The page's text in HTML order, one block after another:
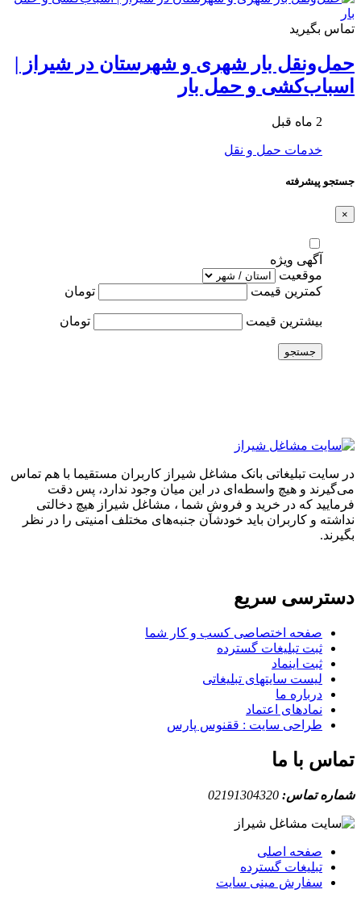
تماس بگیرید
حمل‌ونقل بار شهری و شهرستان در شیراز |
اسباب‌کشی و حمل بار
2 ماه قبل
خدمات حمل و نقل
جستجو پیشرفته
×
آگهی ویژه
موقعیت
کمترین قیمت
تومان
بیشترین قیمت تومان
جستجو
در سایت تبلیغاتی بانک مشاغل شیراز کاربران مستقیما با هم تماس
می‌گیرند و هیچ واسطه‌ای در این میان وجود ندارد، پس دقت
فرمایید که در خرید و فروشِ شما ، مشاغل شیراز هیچ دخالتی
نداشته و کاربران باید خودشان جنبه‌های مختلف امنیتی را در نظر
بگیرند.
دسترسی سریع
صفحه اختصاصی کسب و کار شما
ثبت تبلیغات گسترده
ثبت اینماد
لیست سایتهای تبلیغاتی
درباره ما
نمادهای اعتماد
طراحی سایت : ققنوس پارس
تماس با ما
شماره تماس: 02191304320
صفحه اصلی
تبلیغات گسترده
سفارش مینی سایت